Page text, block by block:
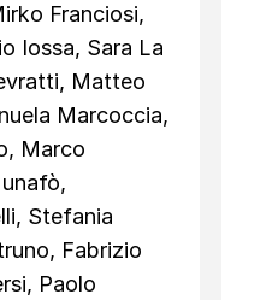
Franciosi,
Iossa, Sara La
Matteo
Marcoccia,
Marco
Stefania
Fabrizio
Paolo